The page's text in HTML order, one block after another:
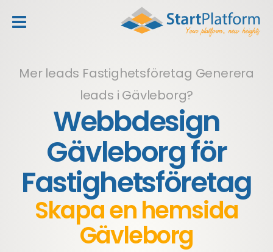
Mer leads Fastighetsföretag Generera
leads i Gävleborg?
Webbdesign
Gävleborg för
Fastighetsföretag
Skapa en hemsida
Gävleborg
header_toggle_navigation